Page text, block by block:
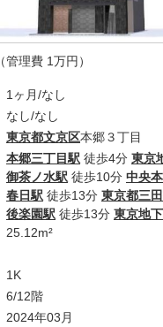
（管理費 1万円）
1ヶ月/なし
なし/なし
東京都文京区本郷３丁目
本郷三丁目駅 徒歩4分 東京
御茶ノ水駅 徒歩10分 中央
春日駅 徒歩13分 東京都三
後楽園駅 徒歩13分 東京地
25.12m²
1K
6/12階
2024年03月